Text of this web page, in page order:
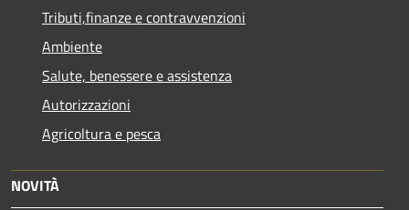
Tributi,finanze e contravvenzioni
Ambiente
Salute, benessere e assistenza
Autorizzazioni
Agricoltura e pesca
NOVITÀ